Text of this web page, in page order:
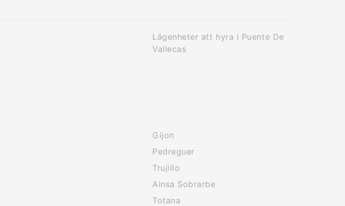
Lägenheter att hyra i Puente De
Vallecas
Gijon
Pedreguer
Trujillo
Ainsa Sobrarbe
Totana